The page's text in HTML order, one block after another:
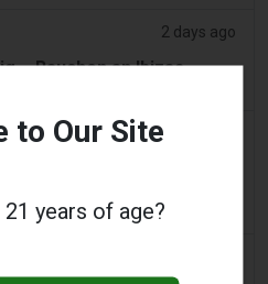
2 days ago
– Rauchen an Ibizas
2 days ago
Steuersatz bei
to Our Site
years of age?